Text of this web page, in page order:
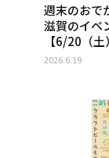
週末のおで
滋賀のイベ
【6/20（
2026.6.19